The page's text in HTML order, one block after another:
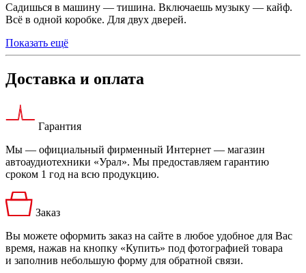
Садишься в машину — тишина. Включаешь музыку — кайф.
Всё в одной коробке. Для двух дверей.
Показать ещё
Доставка и оплата
Гарантия
Мы — официальный фирменный Интернет — магазин
автоаудиотехники «Урал». Мы предоставляем гарантию
сроком 1 год на всю продукцию.
Заказ
Вы можете оформить заказ на сайте в любое удобное для Вас
время, нажав на кнопку «Купить» под фотографией товара
и заполнив небольшую форму для обратной связи.